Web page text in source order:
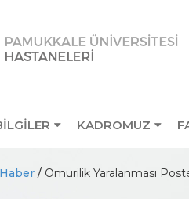
KADROMUZ
Haber / Omurilik Yaralanması